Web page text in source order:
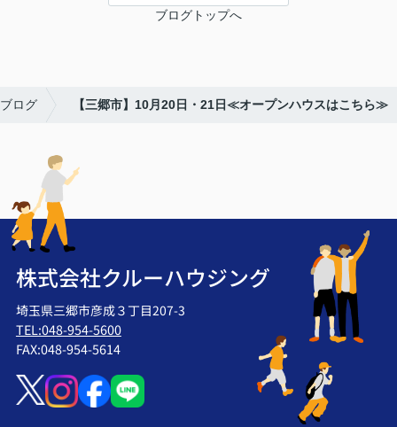
ブログトップへ
ブログ 【三郷市】10月20日・21日≪オープンハウスはこちら≫
株式会社クルーハウジング
埼玉県三郷市彦成３丁目207-3
TEL:048-954-5600
FAX:048-954-5614